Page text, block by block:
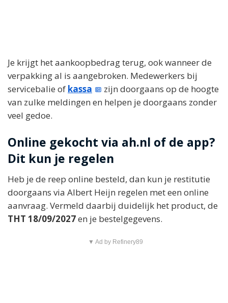
Je krijgt het aankoopbedrag terug, ook wanneer de
verpakking al is aangebroken. Medewerkers bij
servicebalie of kassa
zijn doorgaans op de hoogte
van zulke meldingen en helpen je doorgaans zonder
veel gedoe.
Online gekocht via ah.nl of de app?
Dit kun je regelen
Heb je de reep online besteld, dan kun je restitutie
doorgaans via Albert Heijn regelen met een online
aanvraag. Vermeld daarbij duidelijk het product, de
THT 18/09/2027en je bestelgegevens.
▼ Ad by Refinery89